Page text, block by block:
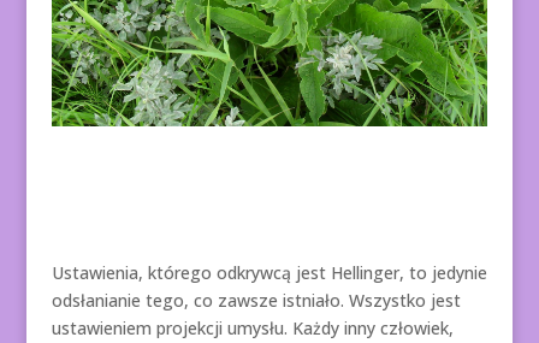
Ustawienia, którego odkrywcą jest Hellinger, to jedynie
odsłanianie tego, co zawsze istniało. Wszystko jest
ustawieniem projekcji umysłu. Każdy inny człowiek,